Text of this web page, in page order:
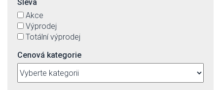
Sleva
Akce
Výprodej
Totální výprodej
Cenová kategorie